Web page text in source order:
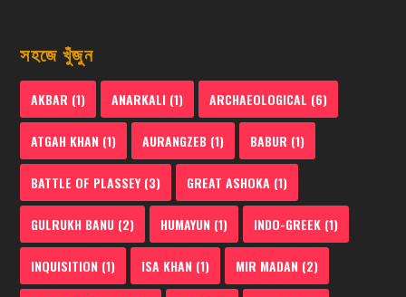
সহজে খুঁজুন
AKBAR (1) ANARKALI (1) ARCHAEOLOGICAL (6)
ATGAH KHAN (1) AURANGZEB (1) BABUR (1)
BATTLE OF PLASSEY(3) GREAT ASHOKA (1)
GULRUKH BANU (2) HUMAYUN (1) INDO-GREEK (1)
INQUISITION (1) ISA KHAN (1) MIR MADAN (2)